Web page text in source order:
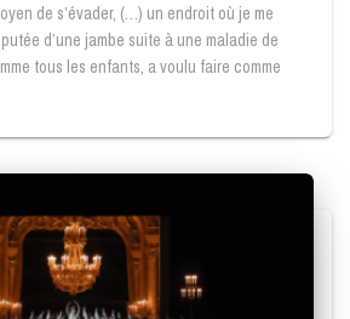
de s’évader, (…) un endroit où je me
d’une jambe suite à une maladie de
tous les enfants, a voulu faire comme